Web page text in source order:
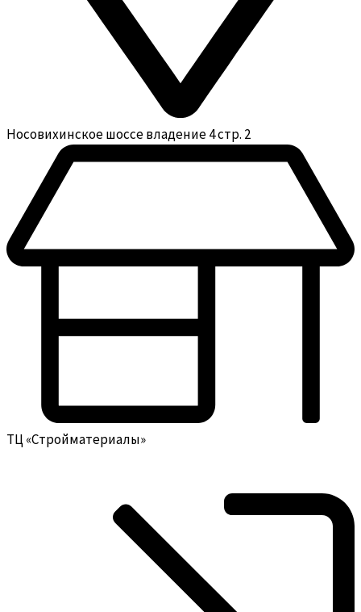
Носовихинское шоссе владение 4 стр. 2
ТЦ «Стройматериалы»